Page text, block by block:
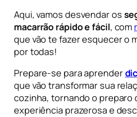
Aqui, vamos desvendar os
macarrão rápido e fácil, com
que vão te fazer esquecer o
por todas!
Prepare-se para aprender
que vão transformar sua
cozinha, tornando o preparo
experiência prazerosa e